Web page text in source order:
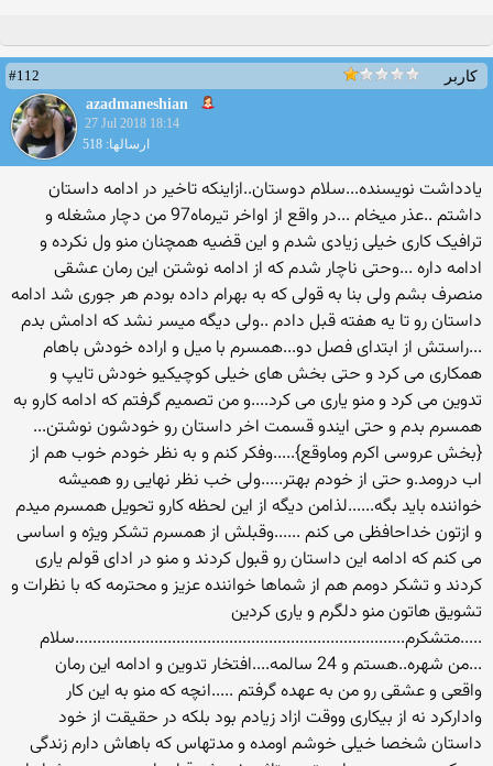
کاربر
#112
azadmaneshian
27 Jul 2018 18:14
ارسالها: 518
یادداشت نویسنده...سلام دوستان..ازاینکه تاخیر در ادامه داستان
داشتم ..عذر میخام ...در واقع از اواخر تیرماه97 من دچار مشغله و
ترافیک کاری خیلی زیادی شدم و این قضیه همچنان منو ول نکرده و
ادامه داره ...وحتی ناچار شدم که از ادامه نوشتن این رمان عشقی
منصرف بشم ولی بنا به قولی که به بهرام داده بودم هر جوری شد ادامه
داستان رو تا یه هفته قبل دادم ..ولی دیگه میسر نشد که ادامش بدم
...راستش از ابتدای فصل دو...همسرم با میل و اراده خودش باهام
همکاری می کرد و حتی بخش های خیلی کوچیکیو خودش تایپ و
تدوین می کرد و منو یاری می کرد....و من تصمیم گرفتم که ادامه کارو به
همسرم بدم و حتی ایندو قسمت اخر داستان رو خودشون نوشتن...
{بخش عروسی اکرم وماوقع}.....وفکر کنم و به نظر خودم خوب هم از
اب درومد.و حتی از خودم بهتر.....ولی خب نظر نهایی رو همیشه
خواننده باید بگه......لذامن دیگه از این لحظه کارو تحویل همسرم میدم
و ازتون خداحافظی می کنم ......وقبلش از همسرم تشکر ویژه و اساسی
می کنم که ادامه این داستان رو قبول کردند و منو در ادای قولم یاری
کردند و تشکر دومم هم از شماها خواننده عزیز و محترمه که با نظرات و
تشویق هاتون منو دلگرم و یاری کردین
.....متشکرم...........................................................................سلام
...من شهره..هستم و 24 سالمه....افتخار تدوین و ادامه این رمان
واقعی و عشقی رو من به عهده گرفتم .....انچه که منو به این کار
وادارکرد نه از بیکاری ووقت ازاد زیادم بود بلکه در حقیقت از خود
داستان شخصا خیلی خوشم اومده و مدتهاس که باهاش دارم زندگی